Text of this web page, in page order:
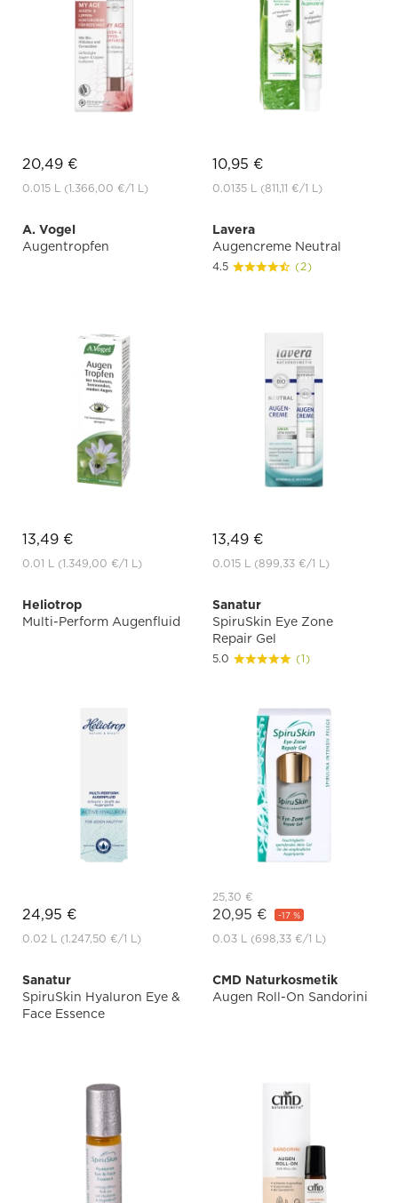
20,49 €
0.015 L (1.366,00 €/1 L)
10,95 €
0.0135 L (811,11 €/1 L)
A. Vogel
Augentropfen
13,49 €
0.01 L (1.349,00 €/1 L)
Lavera
Augencreme Neutral
4.5 (2)
13,49 €
0.015 L (899,33 €/1 L)
Heliotrop
Multi-Perform Augenfluid
24,95 €
0.02 L (1.247,50 €/1 L)
Sanatur
SpiruSkin Eye Zone
Repair Gel
5.0 (1)
25,30 €
20,95 € -17 %
0.03 L (698,33 €/1 L)
Sanatur
SpiruSkin Hyaluron Eye &
Face Essence
CMD Naturkosmetik
Augen Roll-On Sandorini